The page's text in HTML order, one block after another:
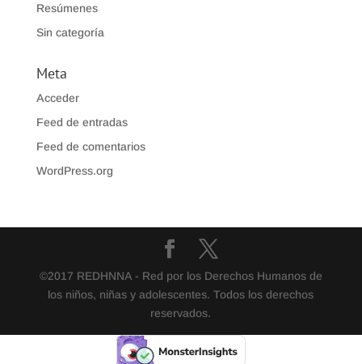
Resúmenes
Sin categoría
Meta
Acceder
Feed de entradas
Feed de comentarios
WordPress.org
©2017 REDHNNA - Red por los Derechos Humanos de
los niños, niñas y adolescentes. Todos los derechos
reservados.